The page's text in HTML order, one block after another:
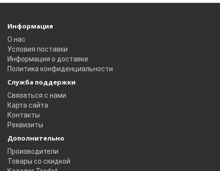
Информация
О нас
Условия поставки
Информация о доставке
Политика конфиденциальности
Служба поддержки
Связаться с нами
Карта сайта
Контакты
Реквизиты
Дополнительно
Производители
Товары со скидкой